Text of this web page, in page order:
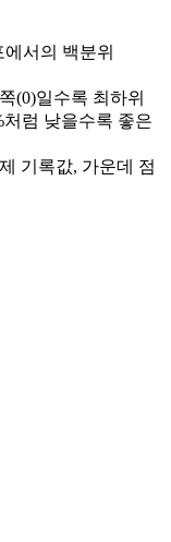
서의 백분위
(0)일수록 최하위
처럼 낮을수록 좋은
기록값, 가운데 점